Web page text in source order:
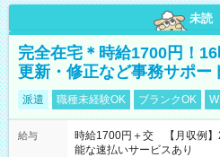
未読
完全在宅＊時給1700円！
更新・修正など事務サポー
派遣 職種未経験OK ブランクOK
給与
時給1700円＋交 【月収例
能な速払いサービスあり